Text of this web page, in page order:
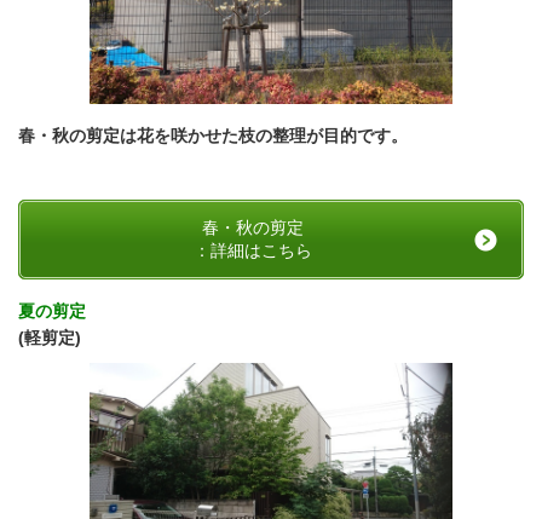
春・秋の剪定は花を咲かせた枝の整理が目的です。
春・秋の剪定
：詳細はこちら
夏の剪定
(軽剪定)